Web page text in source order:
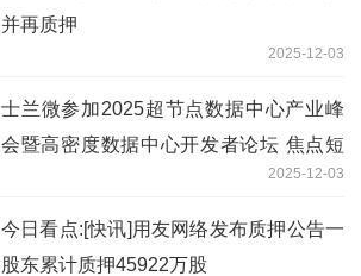
并再质押
2025-12-03
士兰微参加2025超节点数据中心产业峰
会暨高密度数据中心开发者论坛 焦点短
2025-12-03
今日看点:[快讯]用友网络发布质押公告一
股东累计质押45922万股